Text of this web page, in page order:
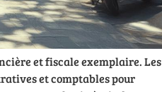
et fiscale exemplaire. Les
et comptables pour